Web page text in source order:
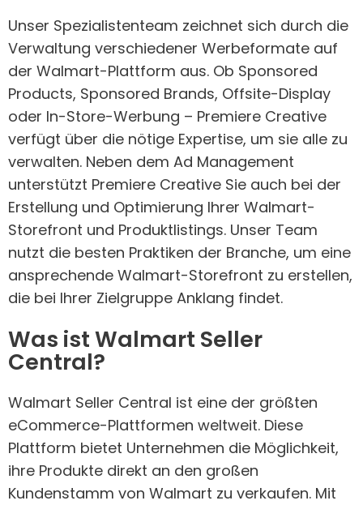
Unser Spezialistenteam zeichnet sich durch die
Verwaltung verschiedener Werbeformate auf
der Walmart-Plattform aus. Ob Sponsored
Products, Sponsored Brands, Offsite-Display
oder In-Store-Werbung – Premiere Creative
verfügt über die nötige Expertise, um sie alle zu
verwalten. Neben dem Ad Management
unterstützt Premiere Creative Sie auch bei der
Erstellung und Optimierung Ihrer Walmart-
Storefront und Produktlistings. Unser Team
nutzt die besten Praktiken der Branche, um eine
ansprechende Walmart-Storefront zu erstellen,
die bei Ihrer Zielgruppe Anklang findet.
Was ist Walmart Seller
Central?
Walmart Seller Central ist eine der größten
eCommerce-Plattformen weltweit. Diese
Plattform bietet Unternehmen die Möglichkeit,
ihre Produkte direkt an den großen
Kundenstamm von Walmart zu verkaufen. Mit